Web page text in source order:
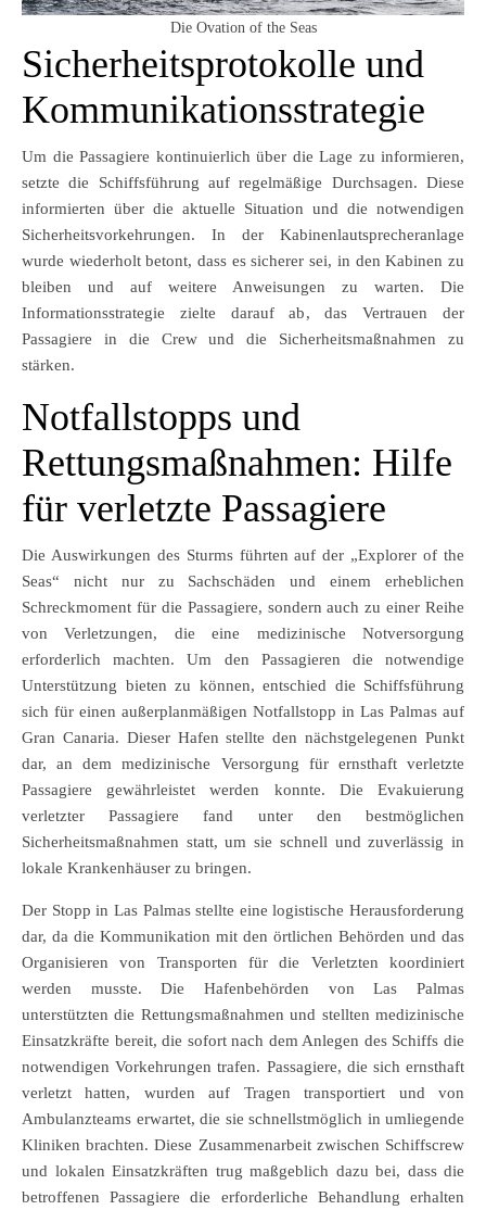
Die Ovation of the Seas
Sicherheitsprotokolle und
Kommunikationsstrategie
Um die Passagiere kontinuierlich über die Lage zu informieren,
setzte die Schiffsführung auf regelmäßige Durchsagen. Diese
informierten über die aktuelle Situation und die notwendigen
Sicherheitsvorkehrungen. In der Kabinenlautsprecheranlage
wurde wiederholt betont, dass es sicherer sei, in den Kabinen zu
bleiben und auf weitere Anweisungen zu warten. Die
Informationsstrategie zielte darauf ab, das Vertrauen der
Passagiere in die Crew und die Sicherheitsmaßnahmen zu
stärken.
Notfallstopps und
Rettungsmaßnahmen: Hilfe
für verletzte Passagiere
Die Auswirkungen des Sturms führten auf der „Explorer of the
Seas“ nicht nur zu Sachschäden und einem erheblichen
Schreckmoment für die Passagiere, sondern auch zu einer Reihe
von Verletzungen, die eine medizinische Notversorgung
erforderlich machten. Um den Passagieren die notwendige
Unterstützung bieten zu können, entschied die Schiffsführung
sich für einen außerplanmäßigen Notfallstopp in Las Palmas auf
Gran Canaria. Dieser Hafen stellte den nächstgelegenen Punkt
dar, an dem medizinische Versorgung für ernsthaft verletzte
Passagiere gewährleistet werden konnte. Die Evakuierung
verletzter Passagiere fand unter den bestmöglichen
Sicherheitsmaßnahmen statt, um sie schnell und zuverlässig in
lokale Krankenhäuser zu bringen.
Der Stopp in Las Palmas stellte eine logistische Herausforderung
dar, da die Kommunikation mit den örtlichen Behörden und das
Organisieren von Transporten für die Verletzten koordiniert
werden musste. Die Hafenbehörden von Las Palmas
unterstützten die Rettungsmaßnahmen und stellten medizinische
Einsatzkräfte bereit, die sofort nach dem Anlegen des Schiffs die
notwendigen Vorkehrungen trafen. Passagiere, die sich ernsthaft
verletzt hatten, wurden auf Tragen transportiert und von
Ambulanzteams erwartet, die sie schnellstmöglich in umliegende
Kliniken brachten. Diese Zusammenarbeit zwischen Schiffscrew
und lokalen Einsatzkräften trug maßgeblich dazu bei, dass die
betroffenen Passagiere die erforderliche Behandlung erhalten